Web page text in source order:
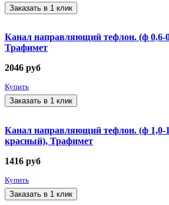
Заказать в 1 клик
Канал направляющий тефлон. (ф 0,6-
Трафимет
2046 руб
Купить
Заказать в 1 клик
Канал направляющий тефлон. (ф 1,0-
красный), Трафимет
1416 руб
Купить
Заказать в 1 клик